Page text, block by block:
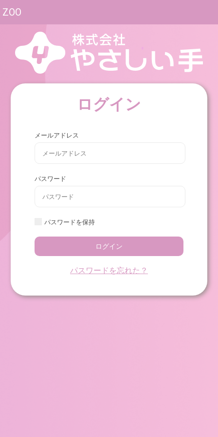
ZOO
ログイン
メールアドレス
パスワード
パスワードを保持
ログイン
パスワードを忘れた？